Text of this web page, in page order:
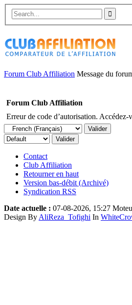
Forum Club Affiliation Message du
Forum Club Affiliation
Erreur de code d’autorisation.
Contact
Club Affiliation
Retourner en haut
Version bas-débit (Archivé)
Syndication RSS
Date actuelle : 07-08-2026, 15:27
Design By AliReza_Tofighi In